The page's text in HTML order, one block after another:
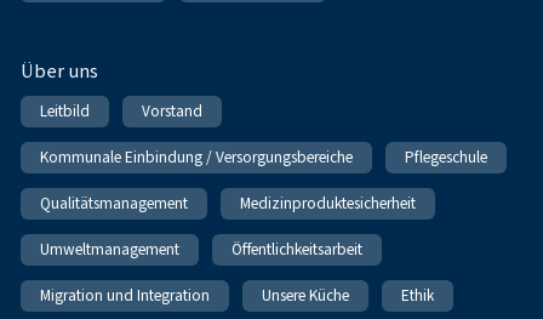
Über uns
Leitbild Vorstand
Kommunale Einbindung / Versorgungsbereiche Pflegeschule
Qualitätsmanagement Medizinproduktesicherheit
Umweltmanagement Öffentlichkeitsarbeit
Migration und Integration Unsere Küche Ethik